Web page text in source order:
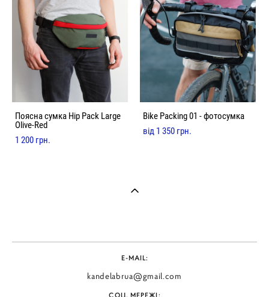
Поясна сумка Hip Pack Large
Olive-Red
1 200 грн.
Bike Packing 01 - фотосумка
від 1 350 грн.
E-MAIL:
kandelabrua@gmail.com
СОЦ. МЕРЕЖІ: